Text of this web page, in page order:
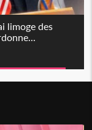
limoge des